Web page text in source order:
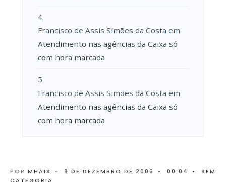
Francisco de Assis Simões da Costa em
Atendimento nas agências da Caixa só
com hora marcada
Francisco de Assis Simões da Costa em
Atendimento nas agências da Caixa só
com hora marcada
POR MHAIS • 8 DE DEZEMBRO DE 2006 • 00:04 •
SEM
CATEGORIA